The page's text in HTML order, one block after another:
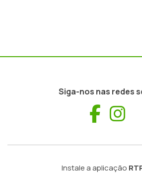
Siga-nos nas redes
Instale a aplicação